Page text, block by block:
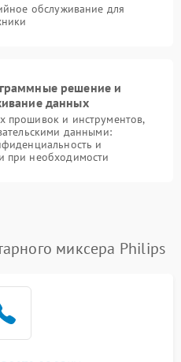
обслуживание для
решение и
данных
прошивок и инструментов,
данными:
и
при необходимости
миксера Philips